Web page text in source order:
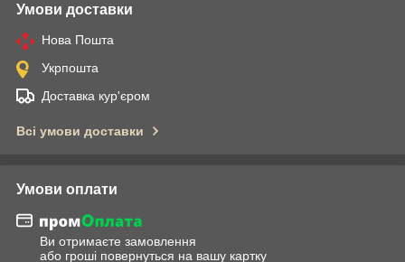
Умови доставки
Нова Пошта
Укрпошта
Доставка кур'єром
Всі умови доставки
Умови оплати
Ви отримаєте замовлення
або гроші повернуться на вашу картку